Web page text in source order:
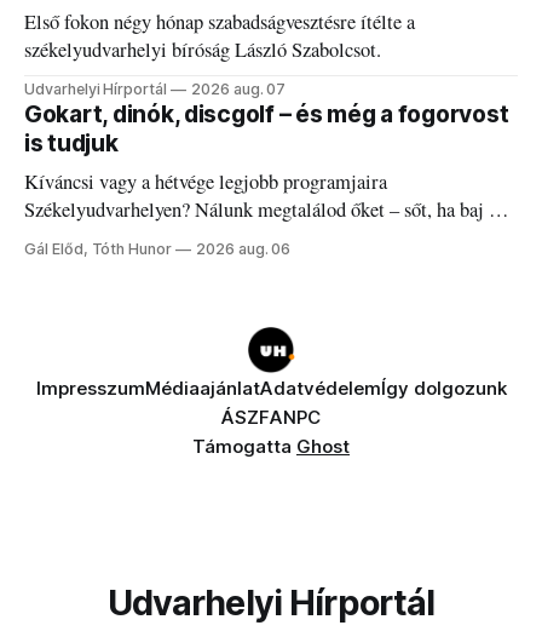
Első fokon négy hónap szabadságvesztésre ítélte a
székelyudvarhelyi bíróság László Szabolcsot.
Udvarhelyi Hírportál 2026 aug. 07
Gokart, dinók, discgolf – és még a fogorvost
is tudjuk
Kíváncsi vagy a hétvége legjobb programjaira
Székelyudvarhelyen? Nálunk megtalálod őket – sőt, ha baj van
a fogaddal, a fogorvosi ügyeletet is!
Gál Előd, Tóth Hunor 2026 aug. 06
ImpresszumMédiaajánlatAdatvédelemÍgy dolgozunk
ÁSZFANPC
Támogatta Ghost
Udvarhelyi Hírportál